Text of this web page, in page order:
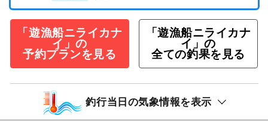
「遊漁船ニライカナ
イ」の
予約プランを見る
「遊漁船ニライカナ
イ」の
全ての釣果を見る
釣行当日の気象情報を表示